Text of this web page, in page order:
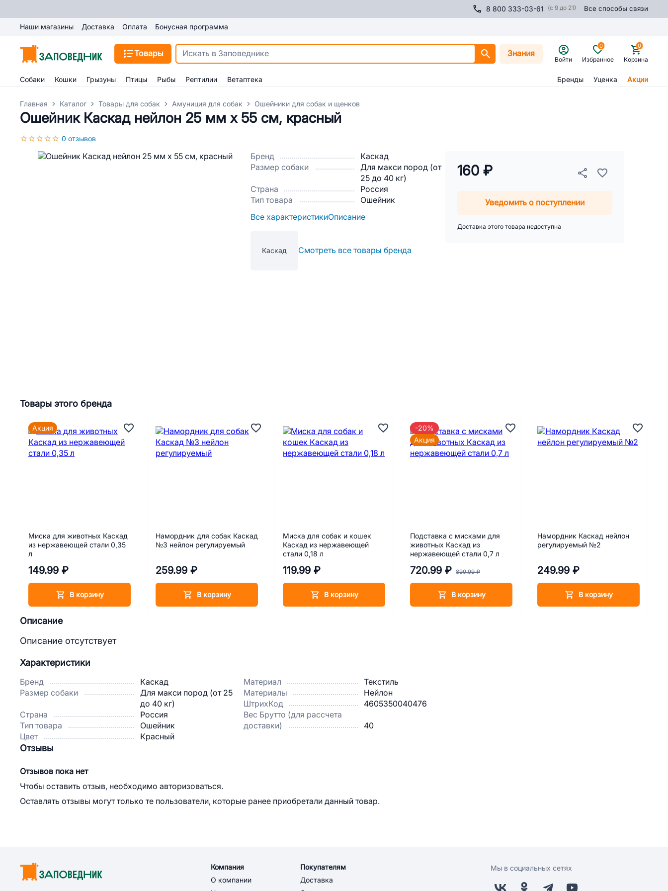
8 800 333-03-61 (с 9 до 21) Все способы связи
Наши магазины Доставка Оплата Бонусная программа
Товары Знания
Войти Избранное
0
Корзина
0
Собаки Кошки Грызуны Птицы Рыбы Рептилии Ветаптека Бренды Уценка Акции
Главная Каталог Товары для собак Амуниция для собак Ошейники для собак и щенков
Ошейник Каскад нейлон 25 мм х 55 см, красный
0 отзывов
Бренд
Каскад
Размер собаки
Для макси пород (от
25 до 40 кг)
Страна
Россия
Тип товара
Ошейник
Все характеристикиОписание
Каскад Смотреть все товары бренда
160 ₽
Уведомить о поступлении
Доставка этого товара недоступна
Описание
Описание отсутствует
Товары этого бренда
Миска для животных Каскад
из нержавеющей стали 0,35
л
149.99 ₽
В корзину
Акция
Намордник для собак Каскад
№3 нейлон регулируемый
259.99 ₽
В корзину
Миска для собак и кошек
Каскад из нержавеющей
стали 0,18 л
119.99 ₽
В корзину
Подставка с мисками для
животных Каскад из
нержавеющей стали 0,7 л
720.99 ₽ 899.99 ₽
В корзину
-20%
Акция
Намордник Каскад нейлон
регулируемый №2
249.99 ₽
В корзину
Характеристики
Бренд
Каскад
Размер собаки
Для макси пород (от 25
до 40 кг)
Страна
Россия
Тип товара
Ошейник
Цвет
Красный
Материал
Текстиль
Материалы
Нейлон
ШтрихКод
4605350040476
Вес Брутто (для рассчета
доставки)
40
Отзывы
Отзывов пока нет
Чтобы оставить отзыв, необходимо авторизоваться.
Оставлять отзывы могут только те пользователи, которые ранее приобретали данный товар.
Компания
О компании
Покупателям
Доставка
Мы в социальных сетях